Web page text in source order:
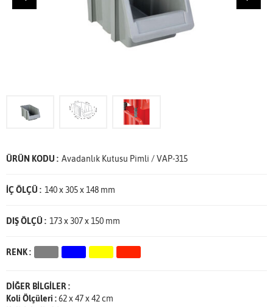
ÜRÜN KODU : Avadanlık Kutusu Pimli / VAP-315
İÇ ÖLÇÜ : 140 x 305 x 148 mm
DIŞ ÖLÇÜ : 173 x 307 x 150 mm
RENK :
DİĞER BİLGİLER :
Koli Ölçüleri :62 x 47 x 42 cm